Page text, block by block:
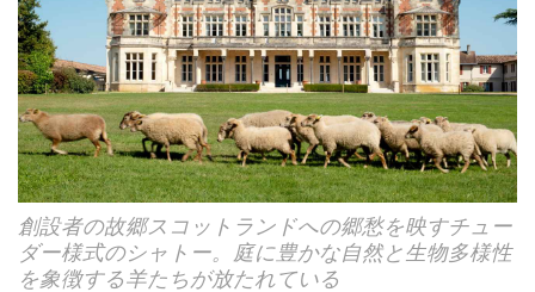
創設者の故郷スコットランドへの郷愁を映すチュー
ダー様式のシャトー。庭に豊かな自然と生物多様性
を象徴する羊たちが放たれている